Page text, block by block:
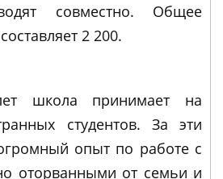
совместно. Общее
2 200.
школа принимает на
студентов. За эти
опыт по работе с
оторванными от семьи и